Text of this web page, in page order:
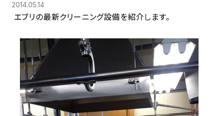
2014.05.14
エブリの最新クリーニング設備を紹介します。